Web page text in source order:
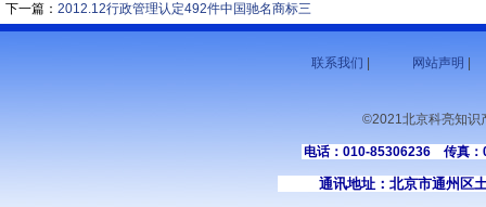
下一篇： 2012.12行政管理认定492件中国驰名商标三
联系我们 网站声明
©2021北京科亮知识
电话：010-85306236 传真
通讯地址：北京市通州区土